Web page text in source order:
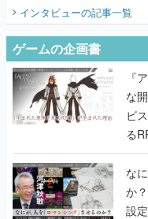
てみ
インタビューの記事一覧
ゲームの企画書
『
な
ビ
る
書】
な
か
設